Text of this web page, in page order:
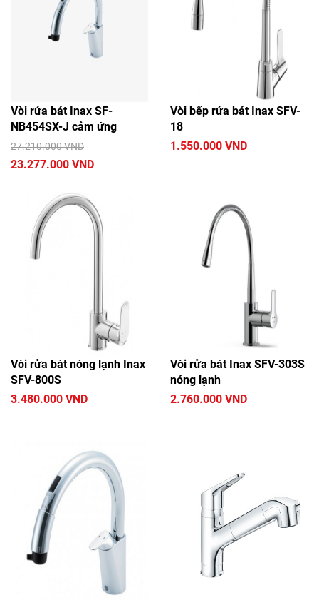
Vòi rửa bát Inax SF-
NB454SX-J cảm ứng
27.210.000 VND
23.277.000 VND
Vòi bếp rửa bát Inax SFV-
18
1.550.000 VND
Vòi rửa bát nóng lạnh Inax
SFV-800S
3.480.000 VND
Vòi rửa bát Inax SFV-303S
nóng lạnh
2.760.000 VND